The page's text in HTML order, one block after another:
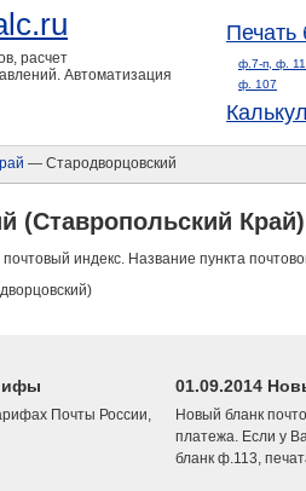
расчет
Автоматизация
Печать
ф.7-п, ф.
ф. 107
— Стародворцовский
(Ставропольский Край)
индекс. Название пункта
Почты России,
01.09.2014
Новый бланк
платежа. Если у
бланк ф.113,